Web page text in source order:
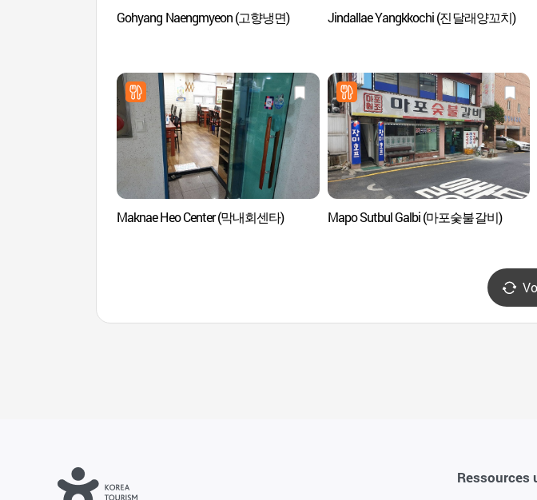
Gohyang Naengmyeon (고향냉면) Jindallae Yangkkochi (진달래양꼬치)
Maknae Heo Center (막내회센타) Mapo Sutbul Galbi (마포숯불갈비)
Ressources